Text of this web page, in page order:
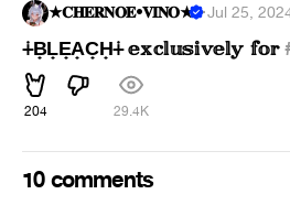
★𝐂𝐇𝐄𝐑𝐍𝐎𝐄•𝐕𝐈𝐍𝐎★ ·Jul 25,
⨢B̟L̟E̟A̟C̟H̟⨢ 𝕖𝕩𝕔𝕝𝕦𝕤𝕚𝕧𝕖𝕝𝕪 𝕗𝕠𝕣
204 29.4K
10 comments